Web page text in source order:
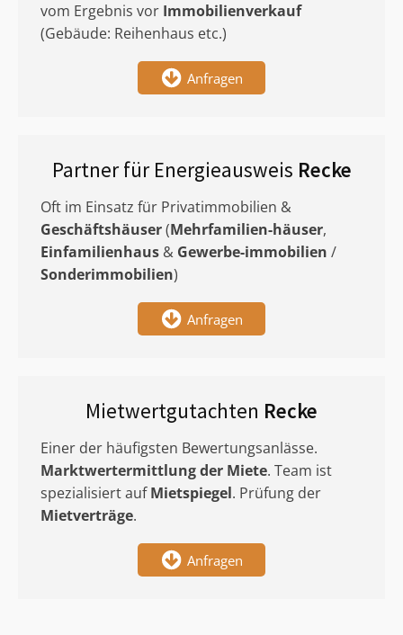
vom Ergebnis vor Immobilienverkauf
(Gebäude: Reihenhaus etc.)
Anfragen
Partner für Energieausweis Recke
Oft im Einsatz für Privatimmobilien &
Geschäftshäuser(Mehrfamilien-häuser,
Einfamilienhaus & Gewerbe-immobilien /
Sonderimmobilien)
Anfragen
Mietwertgutachten Recke
Einer der häufigsten Bewertungsanlässe.
Marktwertermittlungder Miete. Team ist
spezialisiert aufMietspiegel. Prüfung der
Mietverträge.
Anfragen